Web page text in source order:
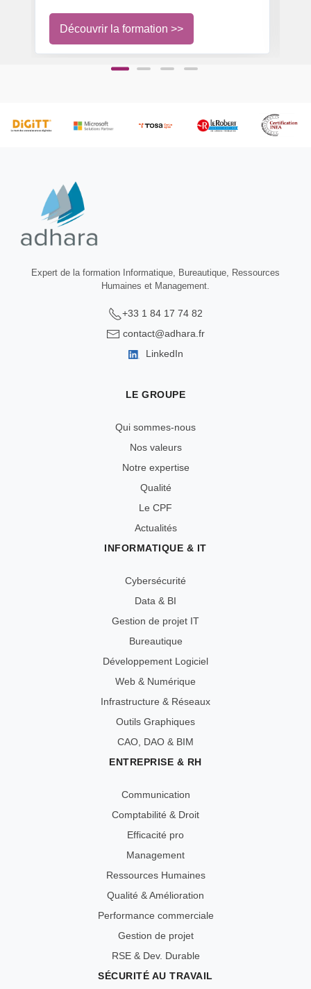
Découvrir la formation >>
Expert de la formation Informatique, Bureautique, Ressources
Humaines et Management.
+33 1 84 17 74 82
contact@adhara.fr
LinkedIn
LE GROUPE
Qui sommes-nous
Nos valeurs
Notre expertise
Qualité
Le CPF
Actualités
INFORMATIQUE & IT
Cybersécurité
Data & BI
Gestion de projet IT
Bureautique
Développement Logiciel
Web & Numérique
Infrastructure & Réseaux
Outils Graphiques
CAO, DAO & BIM
ENTREPRISE & RH
Communication
Comptabilité & Droit
Efficacité pro
Management
Ressources Humaines
Qualité & Amélioration
Performance commerciale
Gestion de projet
RSE & Dev. Durable
SÉCURITÉ AU TRAVAIL